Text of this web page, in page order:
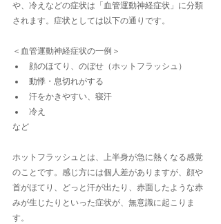
や、冷えなどの症状は「血管運動神経症状」に分類
されます。症状としては以下の通りです。
＜血管運動神経症状の一例＞
顔のほてり、のぼせ（ホットフラッシュ）
動悸・息切れがする
汗をかきやすい、寝汗
冷え
など
ホットフラッシュとは、上半身が急に熱くなる感覚
のことです。感じ方には個人差がありますが、顔や
首がほてり、どっと汗が出たり、赤面したような赤
みが生じたりといった症状が、無意識に起こりま
す。